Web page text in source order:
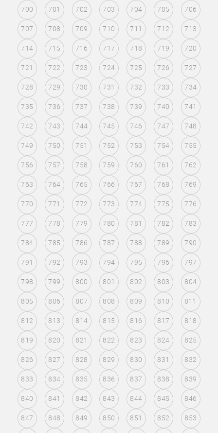
700 701 702 703 704 705 706
707 708 709 710 711 712 713
714 715 716 717 718 719 720
721 722 723 724 725 726 727
728 729 730 731 732 733 734
735 736 737 738 739 740 741
742 743 744 745 746 747 748
749 750 751 752 753 754 755
756 757 758 759 760 761 762
763 764 765 766 767 768 769
770 771 772 773 774 775 776
777 778 779 780 781 782 783
784 785 786 787 788 789 790
791 792 793 794 795 796 797
798 799 800 801 802 803 804
805 806 807 808 809 810 811
812 813 814 815 816 817 818
819 820 821 822 823 824 825
826 827 828 829 830 831 832
833 834 835 836 837 838 839
840 841 842 843 844 845 846
847 848 849 850 851 852 853